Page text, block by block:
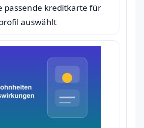
passende kreditkarte für
auswählt